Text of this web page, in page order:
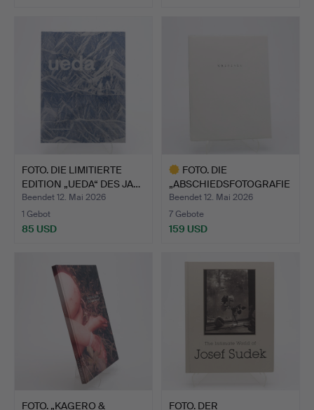
FOTO. DIE LIMITIERTE
EDITION „UEDA“ DES JA…
Beendet 12. Mai 2026
1 Gebot
85 USD
FOTO. DIE
„ABSCHIEDSFOTOGRAFIE
“ DES JAPANI…
Beendet 12. Mai 2026
7 Gebote
159 USD
Objekt
FOTO. „KAGERO &
FOTO. DER